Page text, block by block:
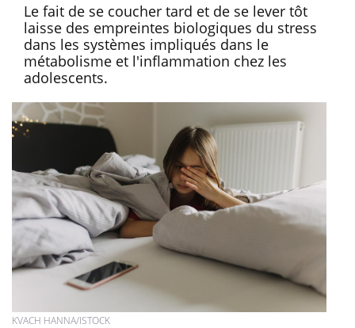
Le fait de se coucher tard et de se lever tôt
laisse des empreintes biologiques du stress
dans les systèmes impliqués dans le
métabolisme et l'inflammation chez les
adolescents.
KVACH HANNA/ISTOCK